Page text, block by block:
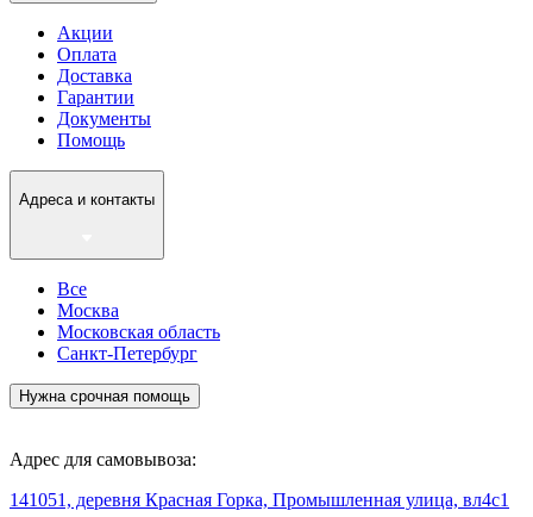
Акции
Оплата
Доставка
Гарантии
Документы
Помощь
Адреса и контакты
Все
Москва
Московская область
Санкт-Петербург
Нужна срочная помощь
Адрес для самовывоза:
141051, деревня Красная Горка, Промышленная улица, вл4с1